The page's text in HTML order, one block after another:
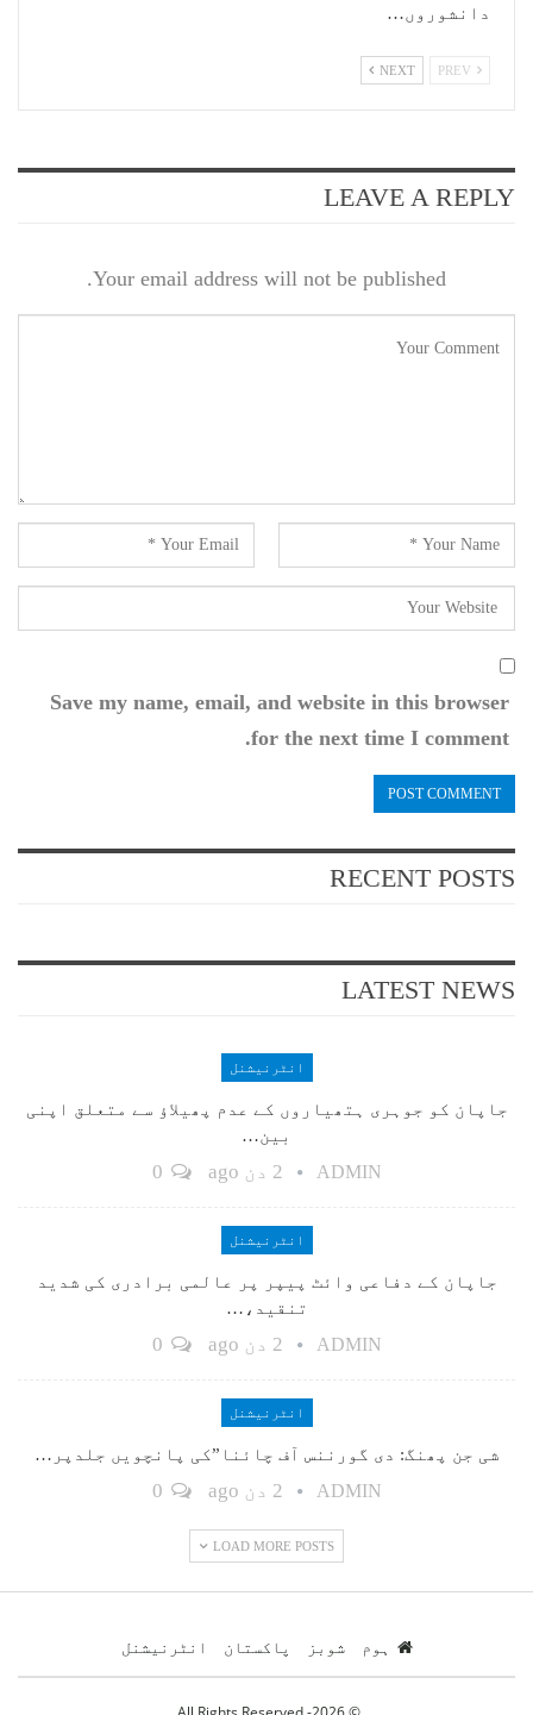
دانشوروں…
NEXT
LEAVE A REPLY
Your email address will not be published.
Save my name, email, and website in this browser
for the next time I comment.
RECENT POSTS
LATEST NEWS
انٹرنیشنل
جاپان کو جوہری ہتھیاروں کے عدم پھیلاؤ سے متعلق اپنی
بین…
ADMIN 2 دن ago
انٹرنیشنل
جاپان کے دفاعی وائٹ پیپر پر عالمی برادری کی شدید
تنقید،…
ADMIN 2 دن ago
انٹرنیشنل
شی جن پھنگ: دی گورننس آف چائنا”کی پانچویں جلدپر…
ADMIN 2 دن ago
LOAD MORE POSTS
ہوم شوبز پاکستان انٹرنیشنل